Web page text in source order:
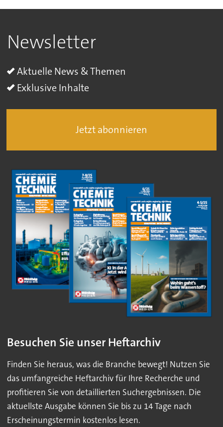
Newsletter
Aktuelle News & Themen
Exklusive Inhalte
Jetzt abonnieren
Besuchen Sie unser Heftarchiv
Finden Sie heraus, was die Branche bewegt! Nutzen Sie
das umfangreiche Heftarchiv für Ihre Recherche und
profitieren Sie von detaillierten Suchergebnissen. Die
aktuellste Ausgabe können Sie bis zu 14 Tage nach
Erscheinungstermin kostenlos lesen.